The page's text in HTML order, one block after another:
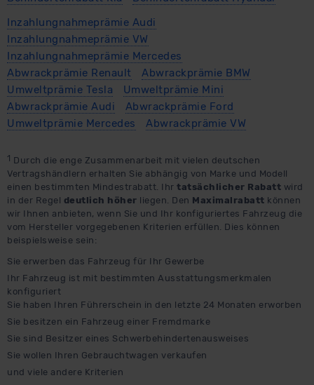
Inzahlungnahmeprämie Audi
Inzahlungnahmeprämie VW
Inzahlungnahmeprämie Mercedes
Abwrackprämie Renault
Abwrackprämie BMW
Umweltprämie Tesla
Umweltprämie Mini
Abwrackprämie Audi
Abwrackprämie Ford
Umweltprämie Mercedes
Abwrackprämie VW
1 Durch die enge Zusammenarbeit mit vielen deutschen
Vertragshändlern erhalten Sie abhängig von Marke und Modell
einen bestimmten Mindestrabatt. Ihr tatsächlicher Rabatt wird
in der Regel deutlich höher liegen. Den Maximalrabatt können
wir Ihnen anbieten, wenn Sie und Ihr konfiguriertes Fahrzeug die
vom Hersteller vorgegebenen Kriterien erfüllen. Dies können
beispielsweise sein:
Sie erwerben das Fahrzeug für Ihr Gewerbe
Ihr Fahrzeug ist mit bestimmten Ausstattungsmerkmalen
konfiguriert
Sie haben Ihren Führerschein in den letzte 24 Monaten erworben
Sie besitzen ein Fahrzeug einer Fremdmarke
Sie sind Besitzer eines Schwerbehindertenausweises
Sie wollen Ihren Gebrauchtwagen verkaufen
und viele andere Kriterien